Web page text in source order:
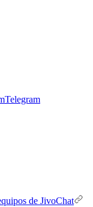
Telegram
de JivoChat